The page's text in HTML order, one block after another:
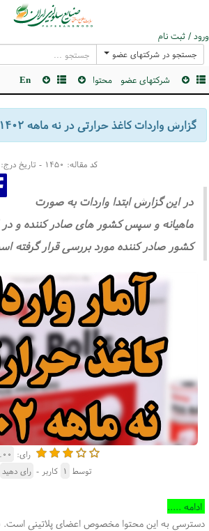
ورود / ثبت نام
جستجو در شرکتهای عضو
شرکتهای عضو محتوا En
گزارش واردات کاغذ حرارتی در نه ماهه ۱۴۰۲
کد مقاله: ۱۴۵۰ - تاریخ درج: ۱۴۰۲/۱۰/۲۹ - مشاهده: ۴۹۰
در این گزارش ابتدا واردات به صورت
ماهیانه و سپس کشور های صادر کننده و
کشور صادر کننده مورد بررسی قرار گرفته
رای:
توسط ۱ کاربر - رای دهید
ادامه .....
دسترسی به این محتوا مخصوص اعضای پلاتینی